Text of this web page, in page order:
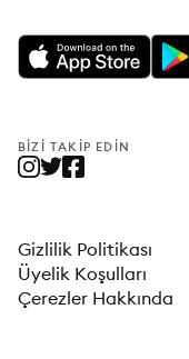
BIZI TAKIP EDIN
Gizlilik Politikası
Üyelik Koşulları
Çerezler Hakkında